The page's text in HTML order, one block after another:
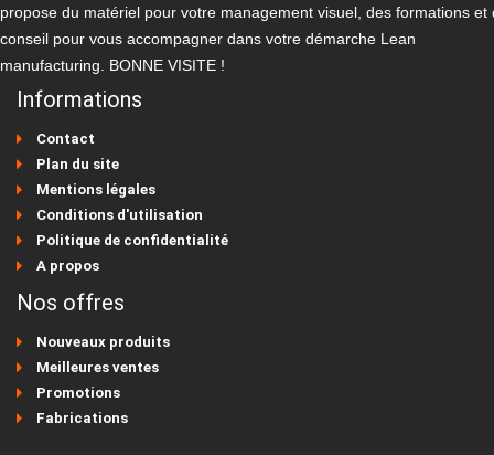
propose du matériel pour votre management visuel, des formations et
conseil pour vous accompagner dans votre démarche Lean
manufacturing. BONNE VISITE !
Informations
Contact
Plan du site
Mentions légales
Conditions d'utilisation
Politique de confidentialité
A propos
Nos offres
Nouveaux produits
Meilleures ventes
Promotions
Fabrications